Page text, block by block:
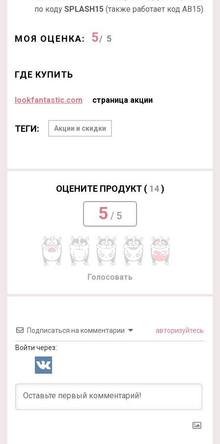
по коду SPLASH15 (также работает код AB15).
МОЯ ОЦЕНКА: 5/ 5
ГДЕ КУПИТЬ
lookfantastic.com страница акции
ТЕГИ: Акции и скидки
ОЦЕНИТЕ ПРОДУКТ ( 14)
5 / 5
Голосовать
Подписаться на комментарии авторизуйтесь
Войти через: